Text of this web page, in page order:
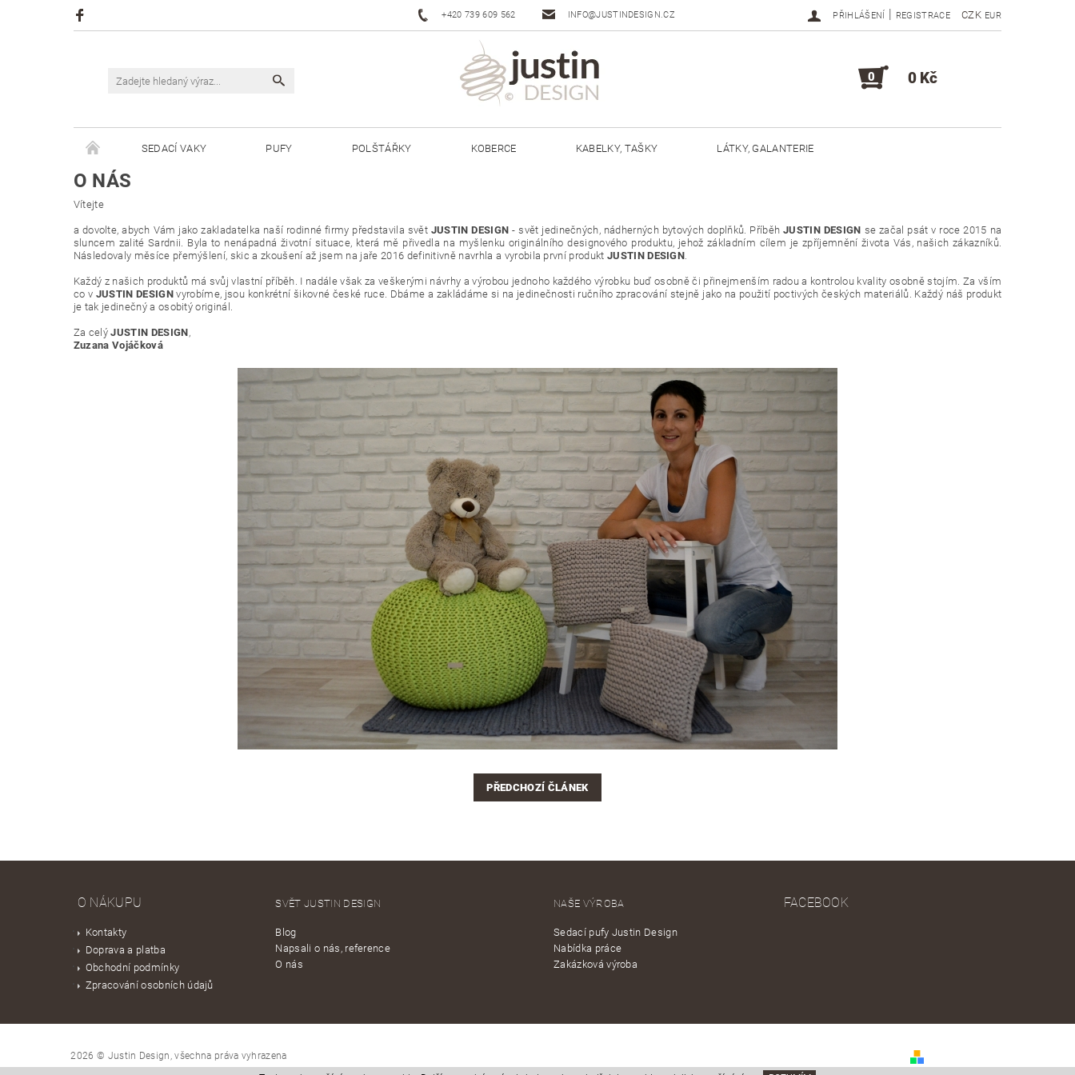
+420 739 609 562 INFO@JUSTINDESIGN.CZ CZK EUR
PŘIHLÁŠENÍ | REGISTRACE
0 0 Kč
SEDACÍ VAKY PUFY POLŠTÁŘKY KOBERCE KABELKY, TAŠKY LÁTKY, GALANTERIE
ŠPAGÁTY JUSTIN
O NÁS
Vítejte
a dovolte, abych Vám jako zakladatelka naší rodinné firmy představila svět JUSTIN DESIGN - svět jedinečných, nádherných bytových doplňků. PříběhJUSTIN DESIGN se začal psát v roce 2015 na
sluncem zalité Sardnii. Byla to nenápadná životní situace, která mě přivedla na myšlenku originálního designového produktu, jehož základním cílem je zpříjemnění života Vás, našich zákazníků.
Následovaly měsíce přemýšlení, skic a zkoušení až jsem na jaře 2016 definitivně navrhla a vyrobila první produkt JUSTIN DESIGN.
Každý z našich produktů má svůj vlastní příběh. I nadále však za veškerými návrhy a výrobou jednoho každého výrobku buď osobně či přinejmenším radou a kontrolou kvality osobně stojím. Za vším
co v JUSTIN DESIGN vyrobíme, jsou konkrétní šikovné české ruce. Dbáme a zakládáme si na jedinečnosti ručního zpracování stejně jako na použití poctivých českých materiálů. Každý náš produkt
je tak jedinečný a osobitý originál.
Za celýJUSTIN DESIGN,
Zuzana Vojáčková
PŘEDCHOZÍ ČLÁNEK
O NÁKUPU
Kontakty
Doprava a platba
Obchodní podmínky
Zpracování osobních údajů
SVĚT JUSTIN DESIGN
Blog
Napsali o nás, reference
O nás
NAŠE VÝROBA
Sedací pufy Justin Design
Nabídka práce
Zakázková výroba
FACEBOOK
2026 © Justin Design, všechna práva vyhrazena